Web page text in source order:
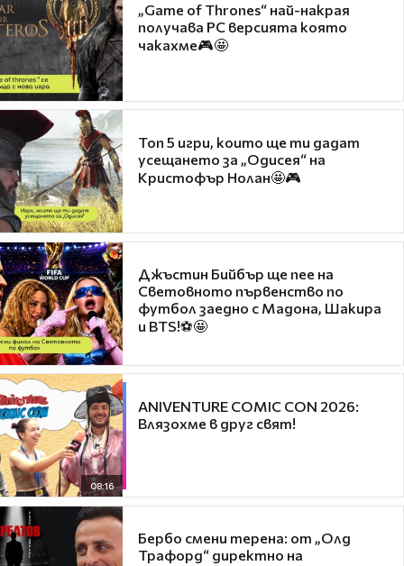
„Game of Thrones“ най-накрая
получава PC версията която
чакахме🎮🤩
Топ 5 игри, които ще ти дадат
усещането за „Одисея“ на
Кристофър Нолан🤩🎮
Джъстин Бийбър ще пее на
Световното първенство по
футбол заедно с Мадона, Шакира
и BTS!⚽🤩
08:16
ANIVENTURE COMIC CON 2026:
Влязохме в друг свят!
Бербо смени терена: от „Олд
Трафорд“ директно на